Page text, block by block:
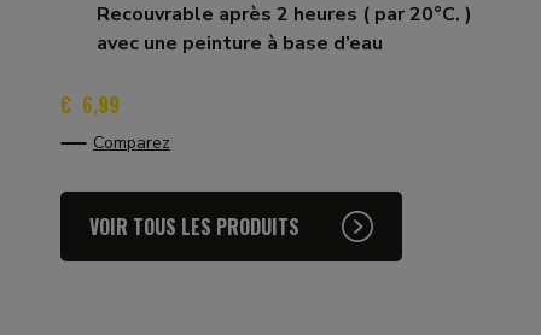
Recouvrable après 2 heures ( par 20°C. )
avec une peinture à base d’eau
€ 6,99
Comparez
VOIR TOUS LES PRODUITS